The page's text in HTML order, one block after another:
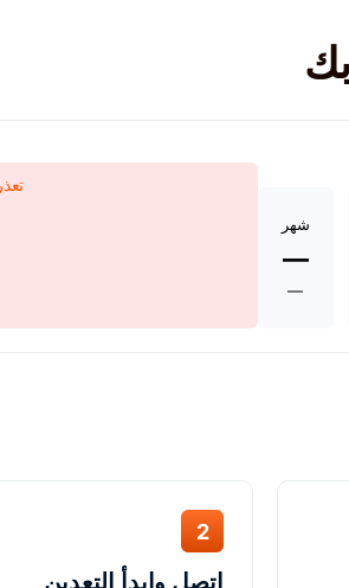
شهر
—
—
2
اتصل وابدأ التعدين